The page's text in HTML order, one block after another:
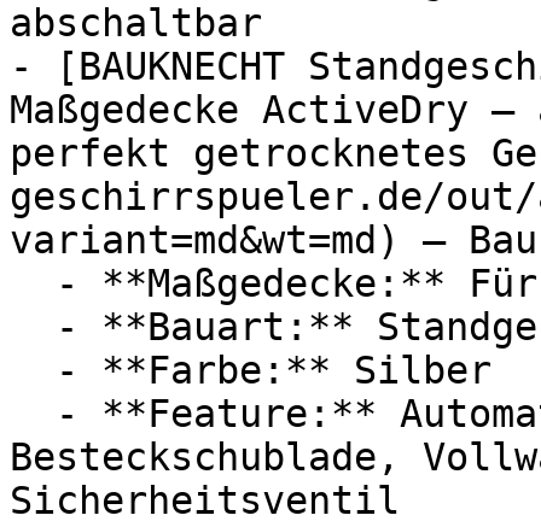
abschaltbar
- [BAUKNECHT
Maßgedecke ActiveDry
perfekt getrocknetes
geschirrspueler.de/out/
variant=md&wt=md) —
Besteckschublade,
Sicherheitsventil